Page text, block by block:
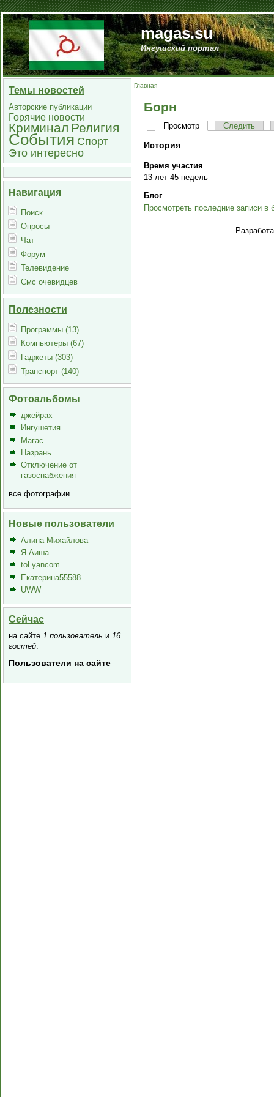
magas.su
Ингушский портал
Темы новостей
Авторские публикации
Горячие новости
Криминал Религия
События Спорт
Это интересно
Навигация
Поиск
Опросы
Чат
Форум
Телевидение
Смс очевидцев
Полезности
Программы (13)
Компьютеры (67)
Гаджеты (303)
Транспорт (140)
Фотоальбомы
джейрах
Ингушетия
Магас
Назрань
Отключение от
газоснабжения
все фотографии
Новые пользователи
Алина Михайлова
Я Аиша
tol.yancom
Екатерина55588
UWW
Сейчас
на сайте 1 пользователь и 16
гостей.
Пользователи на сайте
Главная
Борн
Просмотр Следить
История
Время участия
13 лет 45 недель
Блог
Просмотреть последние записи в